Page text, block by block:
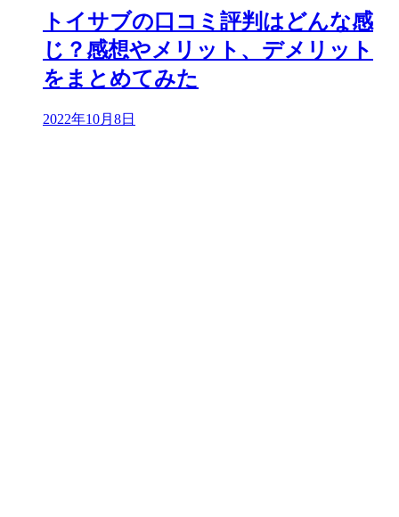
トイサブの口コミ評判はどんな感
じ？感想やメリット、デメリット
をまとめてみた
2022年10月8日